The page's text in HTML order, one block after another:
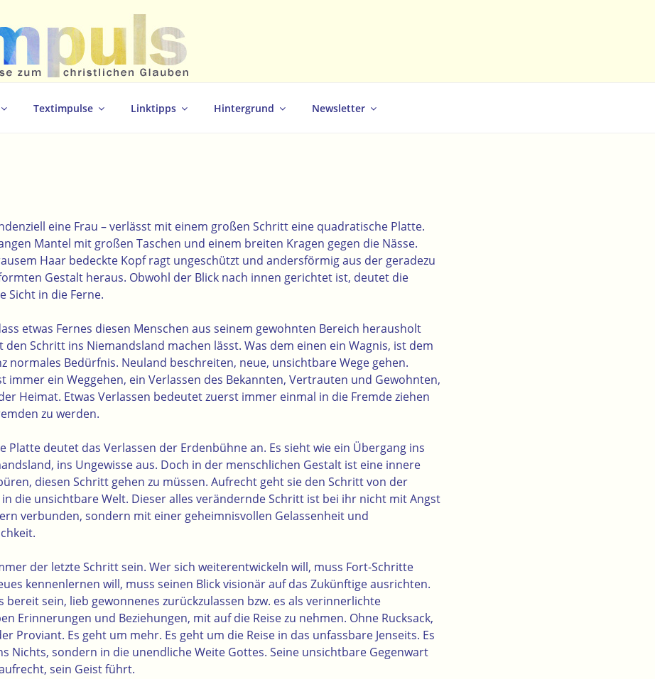
Textimpulse Linktipps Hintergrund Newsletter
eine Frau – verlässt mit einem großen Schritt eine quadratische Platte.
Mantel mit großen Taschen und einem breiten Kragen gegen die Nässe.
Haar bedeckte Kopf ragt ungeschützt und andersförmig aus der geradezu
Gestalt heraus. Obwohl der Blick nach innen gerichtet ist, deutet die
Sicht in die Ferne.
etwas Fernes diesen Menschen aus seinem gewohnten Bereich herausholt
den Schritt ins Niemandsland machen lässt. Was dem einen ein Wagnis, ist dem
normales Bedürfnis. Neuland beschreiten, neue, unsichtbare Wege gehen.
immer ein Weggehen, ein Verlassen des Bekannten, Vertrauten und Gewohnten,
Heimat. Etwas Verlassen bedeutet zuerst immer einmal in die Fremde ziehen
zu werden.
Platte deutet das Verlassen der Erdenbühne an. Es sieht wie ein Übergang ins
ins Ungewisse aus. Doch in der menschlichen Gestalt ist eine innere
diesen Schritt gehen zu müssen. Aufrecht geht sie den Schritt von der
die unsichtbare Welt. Dieser alles verändernde Schritt ist bei ihr nicht mit Angst
verbunden, sondern mit einer geheimnisvollen Gelassenheit und
der letzte Schritt sein. Wer sich weiterentwickeln will, muss Fort-Schritte
kennenlernen will, muss seinen Blick visionär auf das Zukünftige ausrichten.
bereit sein, lieb gewonnenes zurückzulassen bzw. es als verinnerlichte
Erinnerungen und Beziehungen, mit auf die Reise zu nehmen. Ohne Rucksack,
Proviant. Es geht um mehr. Es geht um die Reise in das unfassbare Jenseits. Es
Nichts, sondern in die unendliche Weite Gottes. Seine unsichtbare Gegenwart
sein Geist führt.